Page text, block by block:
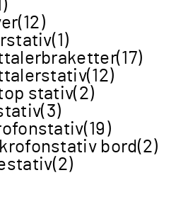
(12)
(1)
(17)
(12)
stativ(2)
(3)
(19)
bord(2)
(2)